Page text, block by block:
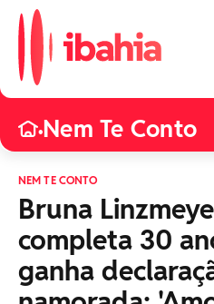
•Nem Te Conto
NEM TE CONTO
Bruna
completa 30
ganha